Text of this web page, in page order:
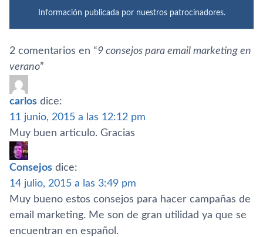
Información publicada por nuestros patrocinadores.
2 comentarios en “9 consejos para email marketing en
verano”
carlos dice:
11 junio, 2015 a las 12:12 pm
Muy buen articulo. Gracias
Consejos dice:
14 julio, 2015 a las 3:49 pm
Muy bueno estos consejos para hacer campañas de
email marketing. Me son de gran utilidad ya que se
encuentran en español.